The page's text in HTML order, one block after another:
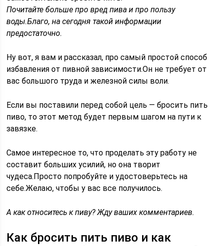
Почитайте больше про вред пива и про пользу
воды.Благо, на сегодня такой информации
предостаточно.
Ну вот, я вам и рассказал, про самый простой способ
избавления от пивной зависимости.Он не требует от
вас большого труда и железной силы воли.
Если вы поставили перед собой цель — бросить пить
пиво, то этот метод будет первым шагом на пути к
завязке.
Самое интересное то, что проделать эту работу не
составит больших усилий, но она творит
чудеса.Просто попробуйте и удостоверьтесь на
себе.Желаю, чтобы у вас все получилось.
А как относитесь к пиву? Жду ваших комментариев.
Как бросить пить пиво и как